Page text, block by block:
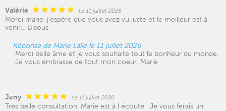
Valérie Le 11 juillet 2026
Merci marie, j’espère que vous avez vu juste et le meilleur est à
venir… Bisous
Réponse de Marie Lalie le 11 juillet 2026
Merci belle âme et je vous souhaite tout le bonheur du monde.
Je vous embrasse de tout mon coeur. Marie
Jeny Le 11 juillet 2026
Très belle consultation. Marie est à l écoute . Je vous ferais un